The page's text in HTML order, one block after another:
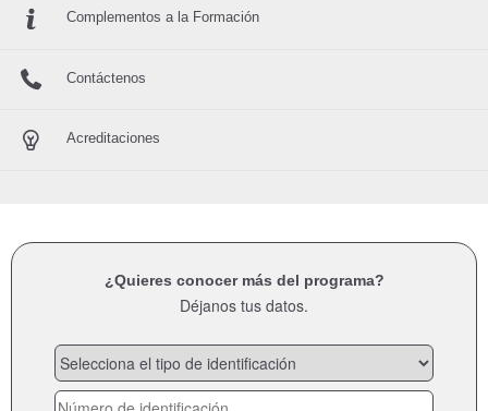
Complementos a la Formación
Contáctenos
Acreditaciones
¿Quieres conocer más del programa?
Déjanos tus datos.